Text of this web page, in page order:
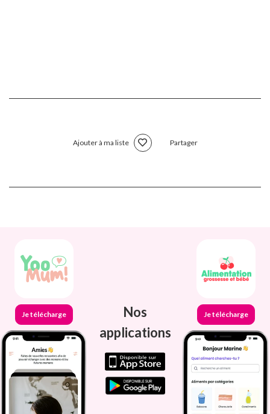
Ajouter à ma liste Partager
Je télécharge
Nos
applications
Je télécharge